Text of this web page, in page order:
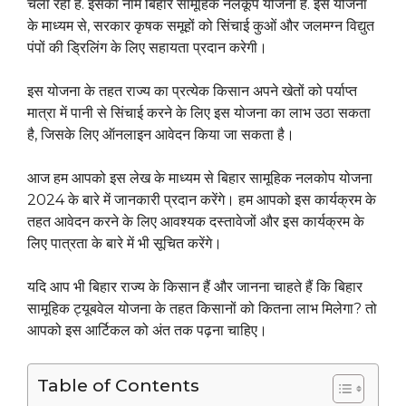
चला रही है. इसका नाम बिहार सामूहिक नलकूप योजना है. इस योजना
के माध्यम से, सरकार कृषक समूहों को सिंचाई कुओं और जलमग्न विद्युत
पंपों की ड्रिलिंग के लिए सहायता प्रदान करेगी।
इस योजना के तहत राज्य का प्रत्येक किसान अपने खेतों को पर्याप्त
मात्रा में पानी से सिंचाई करने के लिए इस योजना का लाभ उठा सकता
है, जिसके लिए ऑनलाइन आवेदन किया जा सकता है।
आज हम आपको इस लेख के माध्यम से बिहार सामूहिक नलकोप योजना
2024 के बारे में जानकारी प्रदान करेंगे। हम आपको इस कार्यक्रम के
तहत आवेदन करने के लिए आवश्यक दस्तावेजों और इस कार्यक्रम के
लिए पात्रता के बारे में भी सूचित करेंगे।
यदि आप भी बिहार राज्य के किसान हैं और जानना चाहते हैं कि बिहार
सामूहिक ट्यूबवेल योजना के तहत किसानों को कितना लाभ मिलेगा? तो
आपको इस आर्टिकल को अंत तक पढ़ना चाहिए।
Table of Contents